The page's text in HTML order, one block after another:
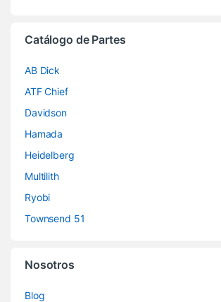
Catálogo de Partes
AB Dick
ATF Chief
Davidson
Hamada
Heidelberg
Multilith
Ryobi
Townsend 51
Nosotros
Blog